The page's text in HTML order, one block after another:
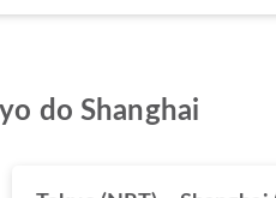
do Shanghai